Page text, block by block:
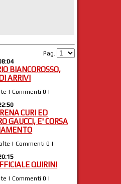
Pag.
BIANCOROSSO,
ARRIVI
| Commenti 0 |
CURI ED
GAUCCI, E' CORSA
| Commenti 0 |
QUIRINI
| Commenti 0 |